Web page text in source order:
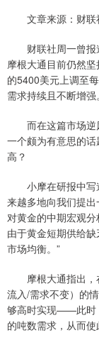
文章来源：财联
财联社周一曾报
摩根大通目前仍然
的5400美元上调至
需求持续且不断增强。
而在这篇市场逆
一个颇为有意思的
高？
小摩在研报中写
来越多地向我们提
对黄金的中期宏观
由于黄金短期供给
市场均衡。”
摩根大通指出，
流入/需求不变）的
够高时实现——此时
的吨数需求，从而使